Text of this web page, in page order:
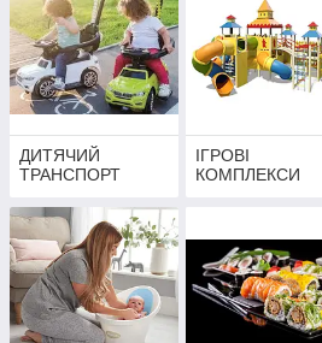
ДИТЯЧИЙ
ТРАНСПОРТ
ІГРОВІ
КОМПЛЕКСИ